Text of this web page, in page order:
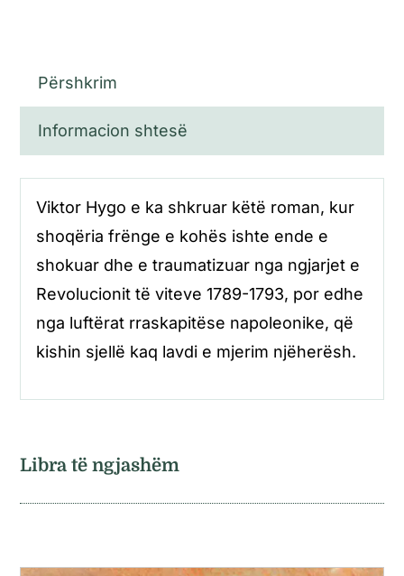
Përshkrim
Informacion shtesë
Viktor Hygo e ka shkruar këtë roman, kur
shoqëria frënge e kohës ishte ende e
shokuar dhe e traumatizuar nga ngjarjet e
Revolucionit të viteve 1789-1793, por edhe
nga luftërat rraskapitëse napoleonike, që
kishin sjellë kaq lavdi e mjerim njëherësh.
Libra të ngjashëm